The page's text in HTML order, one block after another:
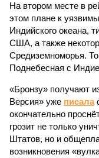
На втором месте в
этом плане к
Индийского океана,
США, а также
Средиземноморья. То
Поднебесная с
«Бронзу» получают
Версия» уже писала
окончательно
грозит не только
Штатов, но и
возникновения